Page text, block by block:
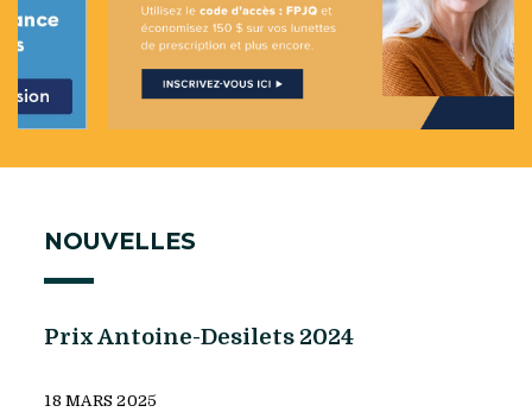
NOUVELLES
Prix Antoine-Desilets 2024
18 MARS 2025